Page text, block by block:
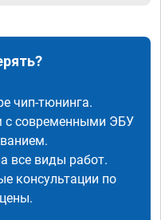
чип-тюнинга.
с современными ЭБУ
все виды работ.
консультации по